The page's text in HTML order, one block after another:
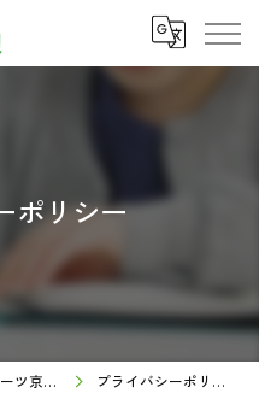
ポリシー
京都の塾なら個人特性別指導 サポーツ京田辺 プライバシーポリシー